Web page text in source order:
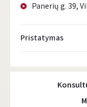
Panerių g. 39,
Pristatymas